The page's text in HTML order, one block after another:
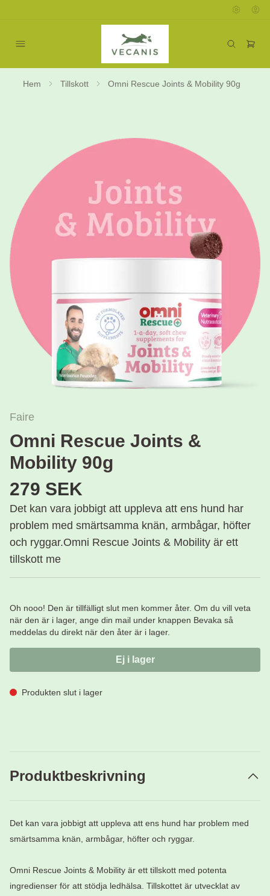
Hem Tillskott Omni Rescue Joints & Mobility 90g
Faire
Omni Rescue Joints &
Mobility 90g
279 SEK
Det kan vara jobbigt att uppleva att ens hund har
problem med smärtsamma knän, armbågar, höfter
och ryggar.Omni Rescue Joints & Mobility är ett
tillskott me
Oh nooo! Den är tillfälligt slut men kommer åter. Om du vill veta
när den är i lager, ange din mail under knappen Bevaka så
meddelas du direkt när den åter är i lager.
Ej i lager
Produkten slut i lager
Produktbeskrivning
Det kan vara jobbigt att uppleva att ens hund har problem med
smärtsamma knän, armbågar, höfter och ryggar.
Omni Rescue Joints & Mobility är ett tillskott med potenta
ingredienser för att stödja ledhälsa. Tillskottet är utvecklat av